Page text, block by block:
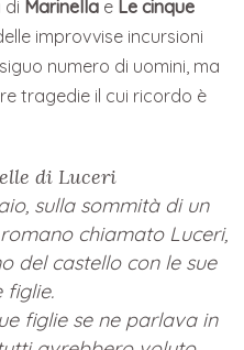
di Marinella e Le cinque
improvvise incursioni
numero di uomini, ma
tragedie il cui ricordo è
di Luceri
sulla sommità di un
chiamato Luceri,
del castello con le sue
figlie.
figlie se ne parlava in